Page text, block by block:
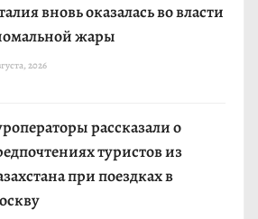
вновь оказалась во власти
жары
2026
рассказали о
туристов из
при поездках в